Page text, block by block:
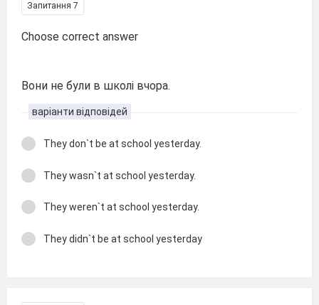
Запитання 7
Choose correct answer
Вони не були в школі вчора.
варіанти відповідей
They don`t be at school yesterday.
They wasn`t at school yesterday.
They weren`t at school yesterday.
They didn`t be at school yesterday